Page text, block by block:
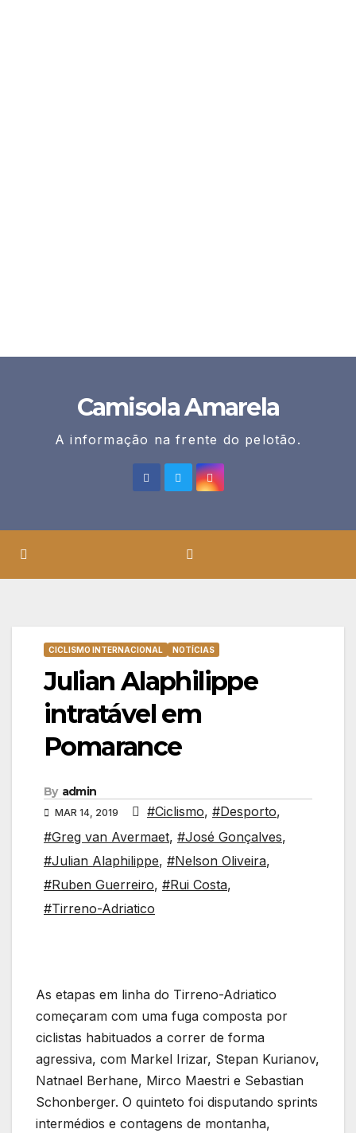
Camisola Amarela
A informação na frente do pelotão.
CICLISMO INTERNACIONAL NOTÍCIAS
Julian Alaphilippe
intratável em
Pomarance
By admin
MAR 14, 2019 #Ciclismo, #Desporto,
#Greg van Avermaet, #José Gonçalves,
#Julian Alaphilippe, #Nelson Oliveira,
#Ruben Guerreiro, #Rui Costa,
#Tirreno-Adriatico
As etapas em linha do Tirreno-Adriatico
começaram com uma fuga composta por
ciclistas habituados a correr de forma
agressiva, com Markel Irizar, Stepan Kurianov,
Natnael Berhane, Mirco Maestri e Sebastian
Schonberger. O quinteto foi disputando sprints
intermédios e contagens de montanha,